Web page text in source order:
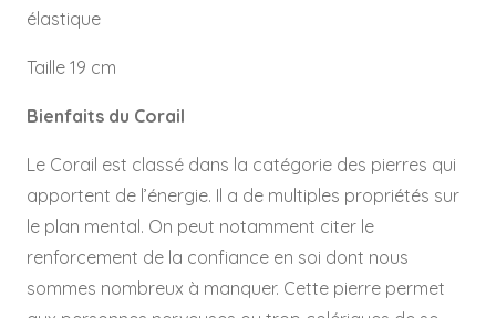
élastique
Taille 19 cm
Bienfaits du Corail
Le Corail est classé dans la catégorie des pierres qui
apportent de l’énergie. Il a de multiples propriétés sur
le plan mental. On peut notamment citer le
renforcement de la confiance en soi dont nous
sommes nombreux à manquer. Cette pierre permet